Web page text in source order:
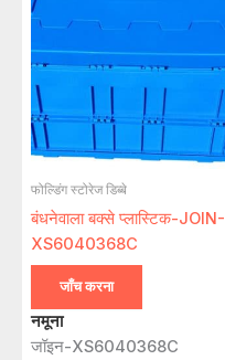
फोल्डिंग स्टोरेज डिब्बे
बंधनेवाला बक्से प्लास्टिक-JOIN-
XS6040368C
जाँच करना
नमूना
जॉइन-XS6040368C